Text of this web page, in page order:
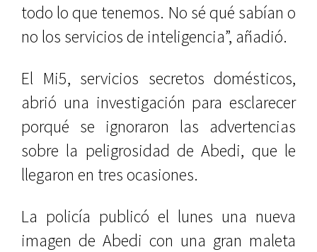
todo lo que tenemos. No sé qué sabían o
no los servicios de inteligencia”, añadió.
El Mi5, servicios secretos domésticos,
abrió una investigación para esclarecer
porqué se ignoraron las advertencias
sobre la peligrosidad de Abedi, que le
llegaron en tres ocasiones.
La policía publicó el lunes una nueva
imagen de Abedi con una gran maleta